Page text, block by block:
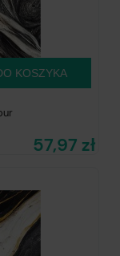
57,97 zł
KOSZYKA